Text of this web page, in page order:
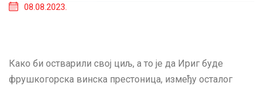
08.08.2023.
Како би остварили свој циљ, а то је да Ириг буде
фрушкогорска винска престоница, између осталог